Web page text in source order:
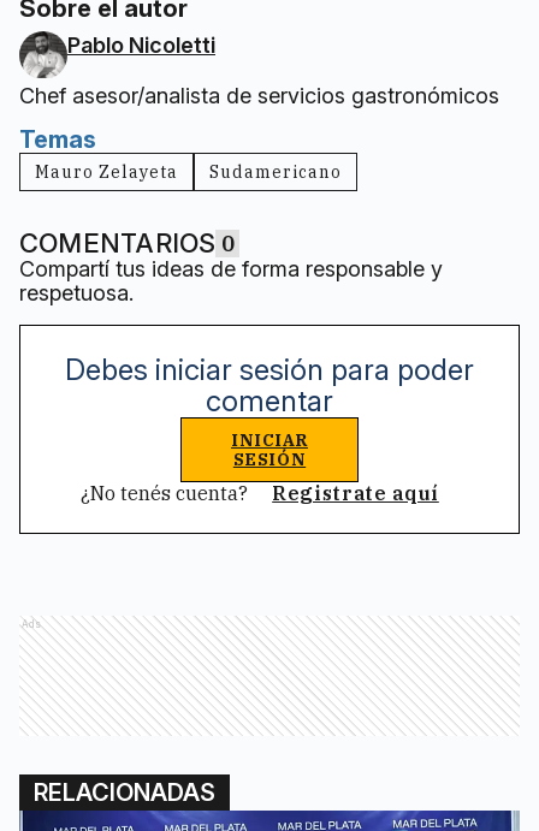
Sobre el autor
Pablo Nicoletti
Chef asesor/analista de servicios gastronómicos
Temas
Mauro Zelayeta Sudamericano
COMENTARIOS 0
Compartí tus ideas de forma responsable y
respetuosa.
Debes iniciar sesión para poder
comentar
INICIAR
SESIÓN
¿No tenés cuenta? Registrate aquí
Ads
RELACIONADAS